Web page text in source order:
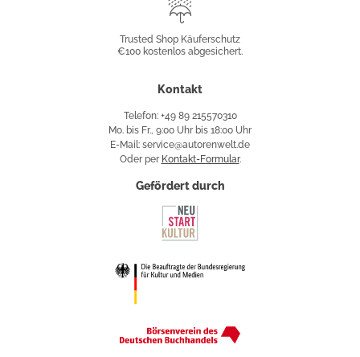
Käuferschutz
Trusted Shop Käuferschutz
€100 kostenlos abgesichert.
Kontakt
Telefon: +49 89 215570310
Mo. bis Fr., 9:00 Uhr bis 18:00 Uhr
E-Mail: service@autorenwelt.de
Oder per Kontakt-Formular.
Gefördert durch